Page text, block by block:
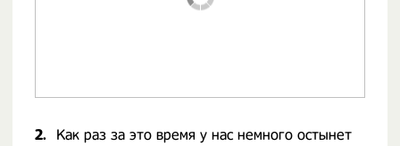
2.
Как раз за это время у нас немного остынет